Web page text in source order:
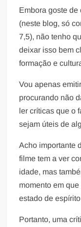
Embora goste de
(neste blog, só
7,5), não tenho
deixar isso bem
formação e
Vou apenas
procurando não
ler críticas que o
sejam úteis de
Acho importante
filme tem a ver
idade, mas
momento em
estado de
Portanto, uma